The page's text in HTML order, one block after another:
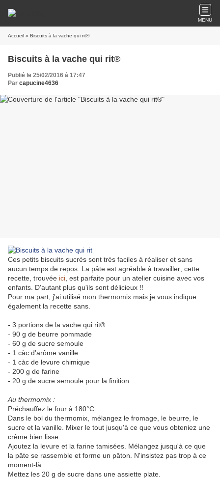
MENU
Accueil » Biscuits à la vache qui rit®
Biscuits à la vache qui rit®
Publié le 25/02/2016 à 17:47
Par capucine4636
Ces petits biscuits sucrés sont très faciles à réaliser et sans
aucun temps de repos. La pâte est agréable à travailler; cette
recette, trouvée ici , est parfaite pour un atelier cuisine avec vos
enfants. D'autant plus qu'ils sont délicieux !!
Pour ma part, j'ai utilisé mon thermomix mais je vous indique
également la recette sans.
- 3 portions de la vache qui rit®
- 90 g de beurre pommade
- 60 g de sucre semoule
- 1 càc d’arôme vanille
- 1 càc de levure chimique
- 200 g de farine
- 20 g de sucre semoule pour la finition
Au thermomix :
Préchauffez le four à 180°C.
Dans le bol du thermomix, mélangez le fromage, le beurre, le
sucre et la vanille. Mixer le tout jusqu'à ce que vous obteniez une
crème bien lisse.
Ajoutez la levure et la farine tamisées. Mélangez jusqu'à ce que
la pâte se rassemble et forme un pâton. N'insistez pas trop à ce
moment-là.
Mettez les 20 g de sucre dans une assiette plate.